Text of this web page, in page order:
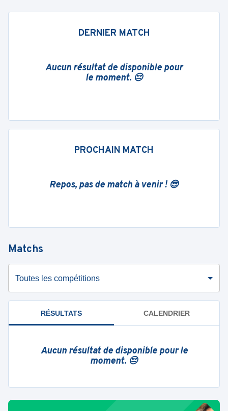
DERNIER MATCH
Aucun résultat de disponible pour
le moment. 😔
PROCHAIN MATCH
Repos, pas de match à venir ! 😎
Matchs
Toutes les compétitions
RÉSULTATS CALENDRIER
Aucun résultat de disponible pour le
moment. 😔